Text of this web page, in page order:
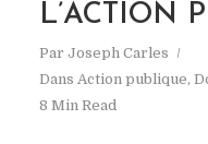
L’ACTION
Par Joseph Carles
Dans Action publique,
8 Min Read